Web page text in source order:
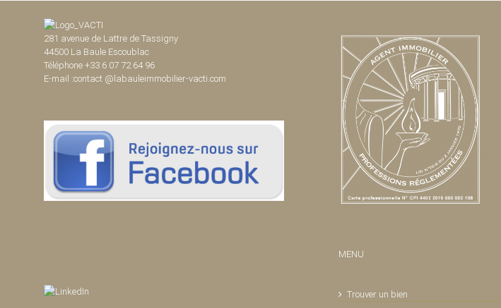
281 avenue de Lattre de Tassigny
44500 La Baule Escoublac
Téléphone +33 6 07 72 64 96
E-mail :contact @labauleimmobilier-vacti.com
MENU
Trouver un bien